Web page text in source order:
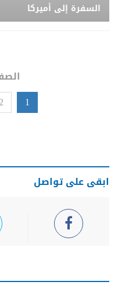
السفرة إلى أميركا
1
ابقى على تواصل